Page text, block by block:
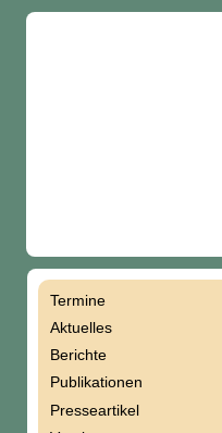
Termine
Aktuelles
Berichte
Publikationen
Presseartikel